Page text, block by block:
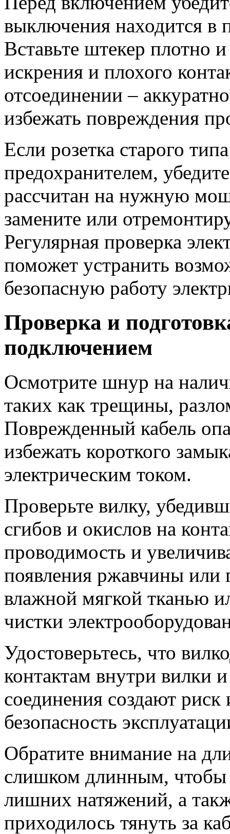
выключения находится
Вставьте штекер плотно
искрения и плохого
отсоединении –
избежать повреждения
Если розетка старого
предохранителем,
рассчитан на нужную
замените или
Регулярная проверка
поможет устранить
безопасную работу
Проверка и
подключением
Осмотрите шнур на
таких как трещины,
Поврежденный кабель
избежать короткого
электрическим током.
Проверьте вилку,
сгибов и окислов на
проводимость и
появления ржавчины или
влажной мягкой тканью
чистки
Удостоверьтесь, что
контактам внутри вилки
соединения создают
безопасность
Обратите внимание на
слишком длинным, чтобы
лишних натяжений, а
приходилось тянуть за